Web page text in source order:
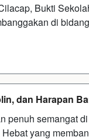
Bukti
di
dan Harapan
penuh semangat
yang